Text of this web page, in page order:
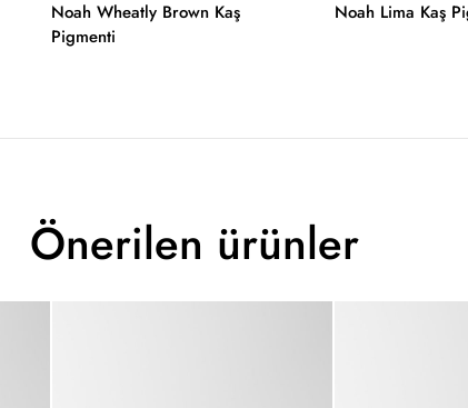
Noah Wheatly Brown Kaş
Pigmenti
Noah Lima Kaş
Önerilen ürünler